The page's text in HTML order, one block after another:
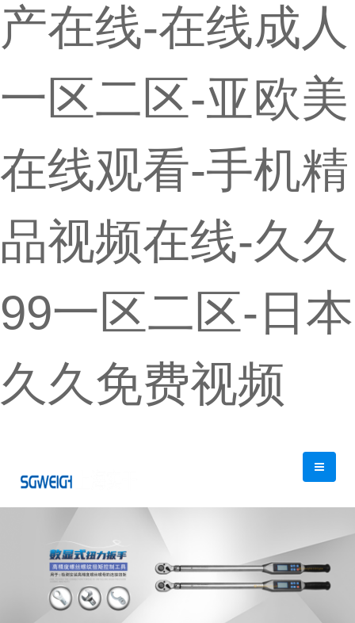
产在线-在线成人
一区二区-亚欧美
在线观看-手机精
品视频在线-久久
99一区二区-日本
久久免费视频